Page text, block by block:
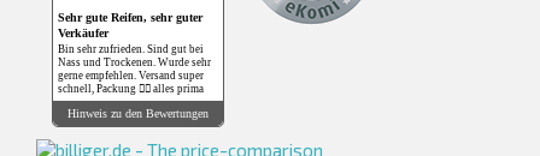
Sehr gute Reifen, sehr guter
Verkäufer
Bin sehr zufrieden. Sind gut bei
Nass und Trockenen. Wurde sehr
gerne empfehlen. Versand super
schnell, Packung 👌🏻 alles prima
Hinweis zu den Bewertungen